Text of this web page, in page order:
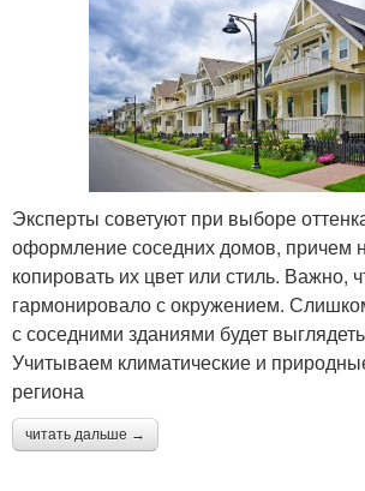
Эксперты советуют при выборе
оформление соседних домов, причем
копировать их цвет или стиль. Важно,
гармонировало с окружением.
с соседними зданиями будет
Учитываем климатические и
региона
читать дальше →